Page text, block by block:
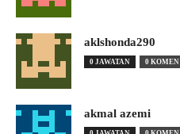
aklshonda290
0 JAWATAN 0 KOMEN
akmal azemi